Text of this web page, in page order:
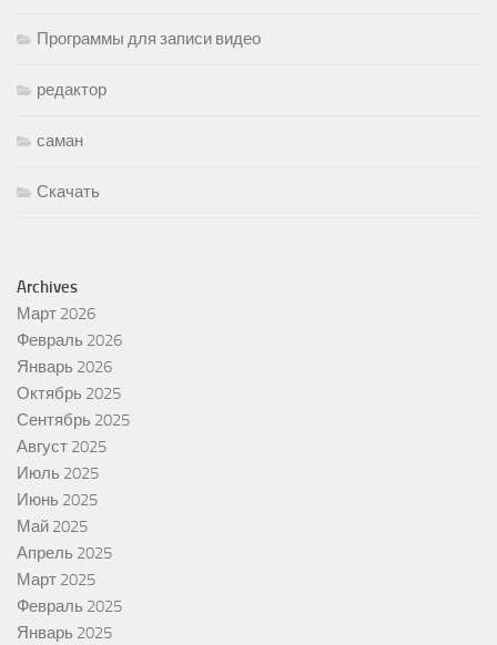
Программы для записи видео
редактор
саман
Скачать
Archives
Март 2026
Февраль 2026
Январь 2026
Октябрь 2025
Сентябрь 2025
Август 2025
Июль 2025
Июнь 2025
Май 2025
Апрель 2025
Март 2025
Февраль 2025
Январь 2025